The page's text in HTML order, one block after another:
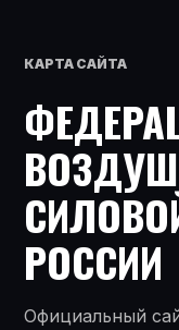
КАРТА САЙТА
РОССИИ
Официальный